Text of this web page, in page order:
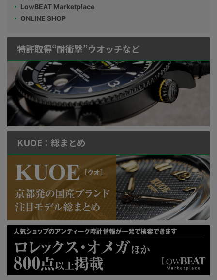
LowBEAT Marketplace
ONLINE SHOP
特許取得“耐衝撃”ウオッチなど
KUOE：総まとめ